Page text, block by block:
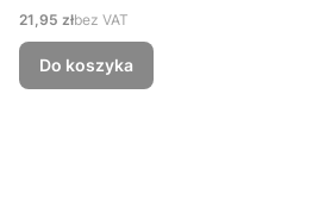
Cena
21,95 złbez VAT
Do koszyka